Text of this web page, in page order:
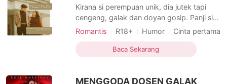
Kirana si perempuan unik, dia jutek tapi
cengeng, galak dan doyan gosip. Panji si
pria kompleks, dia berhati lembut tapi juga
serampangan. Usai lulus SMA, Panji
menghilang dibawa angin, ditelan bumi,
tahu keberadaannya. Tapi
Romantis R18+ Humor
Cinta pertama
Hubungan yang gagal
Licik
Keras kepala
Baca Sekarang
MENGGODA DOSEN GALAK